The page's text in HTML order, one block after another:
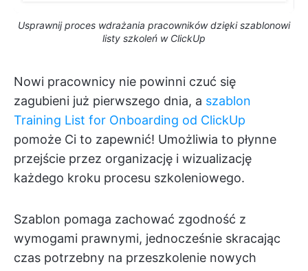
Usprawnij proces wdrażania pracowników dzięki szablonowi
listy szkoleń w ClickUp
Nowi pracownicy nie powinni czuć się
zagubieni już pierwszego dnia, a szablon
Training List for Onboarding od ClickUp
pomoże Ci to zapewnić! Umożliwia to płynne
przejście przez organizację i wizualizację
każdego kroku procesu szkoleniowego.
Szablon pomaga zachować zgodność z
wymogami prawnymi, jednocześnie skracając
czas potrzebny na przeszkolenie nowych